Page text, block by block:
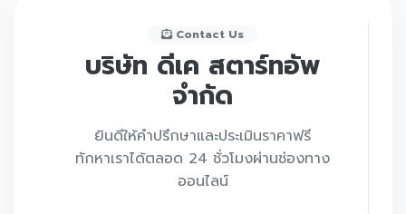
Contact Us
บริษัท ดีเค สตาร์ทอัพ
จำกัด
ยินดีให้คำปรึกษาและประเมินราคาฟรี
ทักหาเราได้ตลอด 24 ชั่วโมงผ่านช่องทาง
ออนไลน์